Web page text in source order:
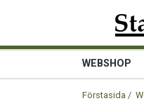
WEBSHOP
Förstasida /